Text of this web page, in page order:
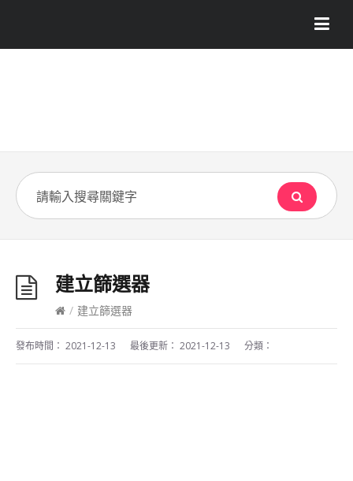
建立篩選器
/ 建立篩選器
發布時間： 2021-12-13 最後更新： 2021-12-13 分類：